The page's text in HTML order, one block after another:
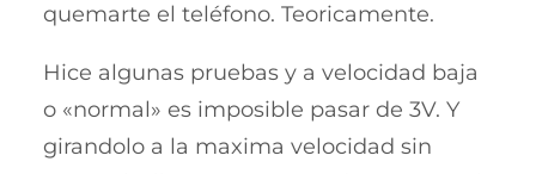
quemarte el teléfono. Teoricamente.
Hice algunas pruebas y a velocidad baja
o «normal» es imposible pasar de 3V. Y
girandolo a la maxima velocidad sin